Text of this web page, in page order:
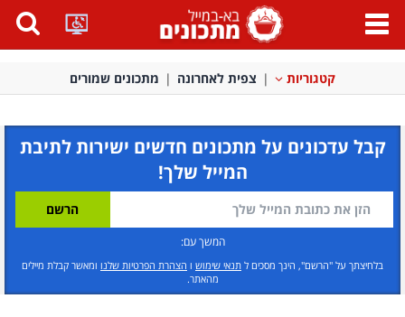
פתח
תפריט
קטגוריות צפית לאחרונה מתכונים שמורים
קבל עדכונים על מתכונים חדשים ישירות לתיבת
המייל שלך!
המשך עם:
בלחיצתך על "הרשם", הינך מסכים ל תנאי שימוש ו הצהרת הפרטיות שלנו ומאשר קבלת מיילים
מהאתר.